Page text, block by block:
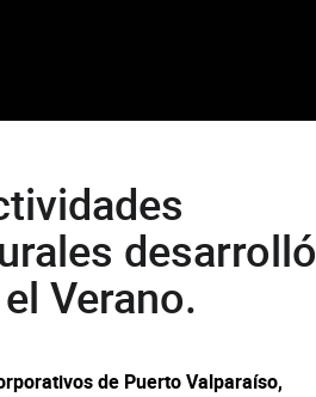
desarrolló
Verano.
de Puerto Valparaíso,